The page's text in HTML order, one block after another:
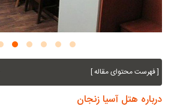
[ فهرست محتوای مقاله ]
درباره هتل آسیا زنجان